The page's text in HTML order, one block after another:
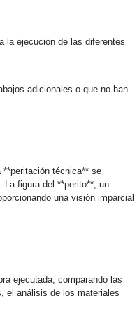
la ejecución de las diferentes
adicionales o que no han
técnica** se
figura del **perito**, un
una visión imparcial
ejecutada, comparando las
el análisis de los materiales